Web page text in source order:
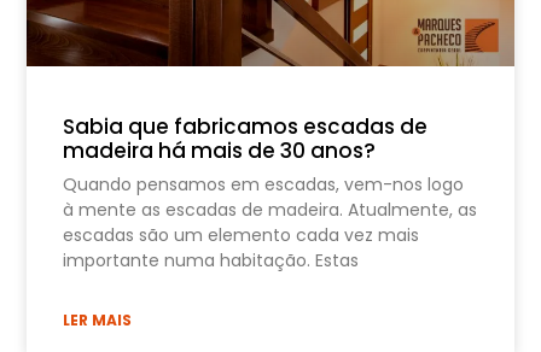
Sabia que fabricamos escadas de
madeira há mais de 30 anos?
Quando pensamos em escadas, vem-nos logo
à mente as escadas de madeira. Atualmente, as
escadas são um elemento cada vez mais
importante numa habitação. Estas
LER MAIS